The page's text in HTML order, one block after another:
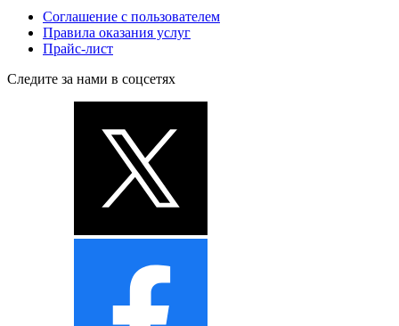
Соглашение с пользователем
Правила оказания услуг
Прайс-лист
Следите за нами в соцсетях